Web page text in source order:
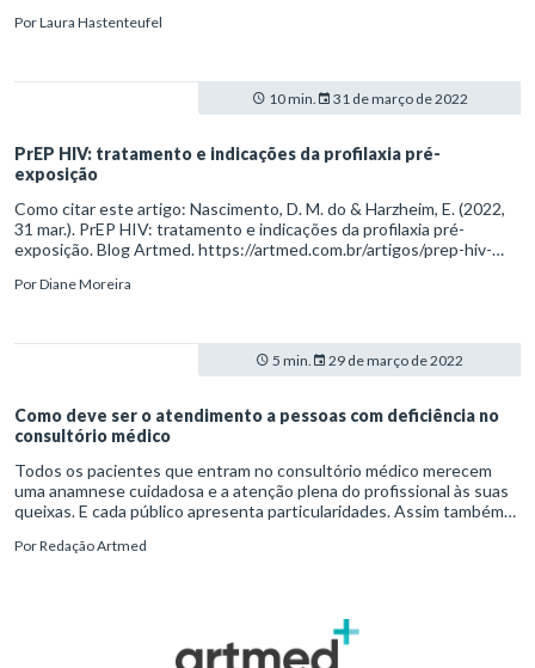
PorLaura Hastenteufel
10 min. 31 de março de 2022
PrEP HIV: tratamento e indicações da profilaxia pré-
exposição
Como citar este artigo: Nascimento, D. M. do & Harzheim, E. (2022,
31 mar.). PrEP HIV: tratamento e indicações da profilaxia pré-
exposição. Blog Artmed. https://artmed.com.br/artigos/prep-hiv-
PorDiane Moreira
5 min. 29 de março de 2022
Como deve ser o atendimento a pessoas com deficiência no
consultório médico
Todos os pacientes que entram no consultório médico merecem
uma anamnese cuidadosa e a atenção plena do profissional às suas
queixas. E cada público apresenta particularidades. Assim também
Acima de tudo, é recomendado o uso do bom senso e de habilidades
PorRedação Artmed